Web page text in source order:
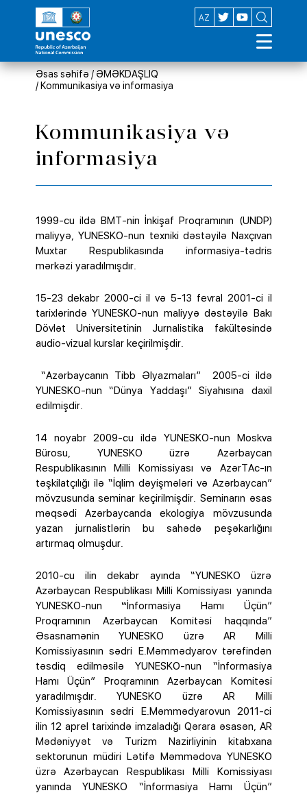
AZ
EN
Əsas səhifə / ƏMƏKDAŞLIQ
/ Kommunikasiya və informasiya
Kommunikasiya və
informasiya
1999-cu ildə BMT-nin İnkişaf Proqramının (UNDP)
maliyyə, YUNESKO-nun texniki dəstəyilə Naxçıvan
Muxtar Respublikasında informasiya-tədris
mərkəzi yaradılmışdır.
15-23 dekabr 2000-ci il və 5-13 fevral 2001-ci il
tarixlərində YUNESKO-nun maliyyə dəstəyilə Bakı
Dövlət Universitetinin Jurnalistika fakültəsində
audio-vizual kurslar keçirilmişdir.
“Azərbaycanın Tibb Əlyazmaları” 2005-ci ildə
YUNESKO-nun “Dünya Yaddaşı” Siyahısına daxil
edilmişdir.
14 noyabr 2009-cu ildə YUNESKO-nun Moskva
Bürosu, YUNESKO üzrə Azərbaycan
Respublikasının Milli Komissiyası və AzərTAc-ın
təşkilatçılığı ilə “İqlim dəyişmələri və Azərbaycan”
mövzusunda seminar keçirilmişdir. Seminarın əsas
məqsədi Azərbaycanda ekologiya mövzusunda
yazan jurnalistlərin bu sahədə peşəkarlığını
artırmaq olmuşdur.
2010-cu ilin dekabr ayında “YUNESKO üzrə
Azərbaycan Respublikası Milli Komissiyası yanında
YUNESKO-nun“İnformasiya Hamı Üçün”
Proqramının Azərbaycan Komitəsi haqqında”
Əsasnamənin YUNESKO üzrə AR Milli
Komissiyasının sədri E.Məmmədyarov tərəfindən
təsdiq edilməsilə YUNESKO-nun “İnformasiya
Hamı Üçün” Proqramının Azərbaycan Komitəsi
yaradılmışdır. YUNESKO üzrə AR Milli
Komissiyasının sədri E.Məmmədyarovun 2011-ci
ilin 12 aprel tarixində imzaladığı Qərara əsasən, AR
Mədəniyyət və Turizm Nazirliyinin kitabxana
sektorunun müdiri Lətifə Məmmədova YUNESKO
üzrə Azərbaycan Respublikası Milli Komissiyası
yanında YUNESKO “İnformasiya Hamı Üçün”